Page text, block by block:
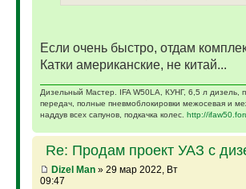
Если очень быстро, отдам
Катки американские, не китай...
Дизельный Мастер. IFA W50LA, КУНГ, 6,5 л дизель,
передач, полные пневмоблокировки межосевая и
наддув всех сапунов, подкачка колес. http://
Re: Продам проект УАЗ с
Dizel Man» 29 мар 2022, Вт
09:47